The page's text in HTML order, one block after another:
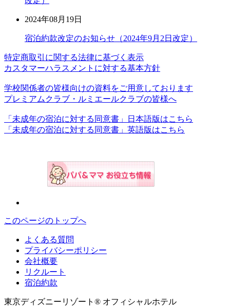
2024年08月19日
宿泊約款改定のお知らせ（2024年9月2日改定）
特定商取引に関する法律に基づく表示
カスタマーハラスメントに対する基本方針
学校関係者の皆様向けの資料をご用意しております
プレミアムクラブ・ルミエールクラブの皆様へ
「未成年の宿泊に対する同意書」日本語版はこちら
「未成年の宿泊に対する同意書」英語版はこちら
このページのトップへ
よくある質問
プライバシーポリシー
会社概要
リクルート
宿泊約款
東京ディズニーリゾート® オフィシャルホテル